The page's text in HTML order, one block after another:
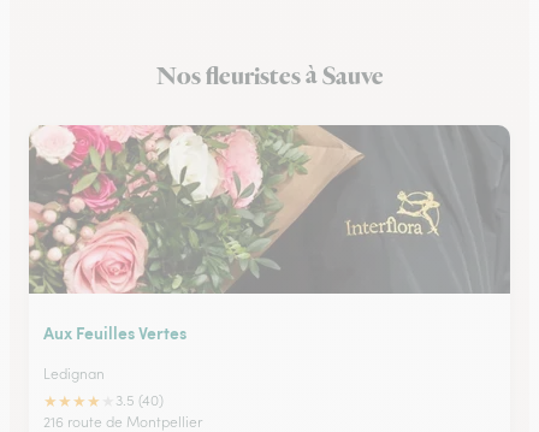
Fleuristes à SalindresNos fleuristes à Sauve
Aux Feuilles Vertes
Ledignan
★★★★
3.5 (40)
216 route de Montpellier